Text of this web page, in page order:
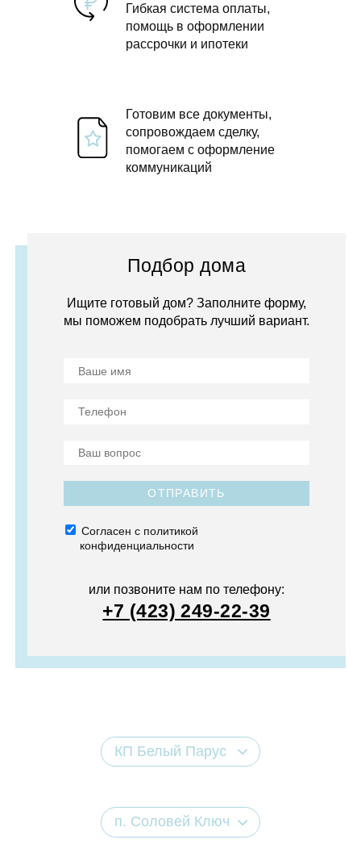
Гибкая система оплаты,
помощь в оформлении
рассрочки и ипотеки
Готовим все документы,
сопровождаем сделку,
помогаем с оформление
коммуникаций
Подбор дома
Ищите готовый дом? Заполните форму,
мы поможем подобрать лучший вариант.
ОТПРАВИТЬ
Согласен с политикой
конфиденциальности
или позвоните нам по телефону:
+7 (423) 249-22-39
КП Белый Парус
п. Соловей Ключ